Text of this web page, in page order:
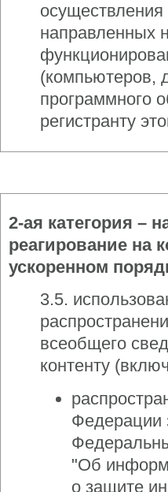
направленных
(компьютеров,
программного
регистранту
2-ая категория –
реагирование на
ускоренном
3.5.
всеобщего
контенту
Федерации
"Об
о защите